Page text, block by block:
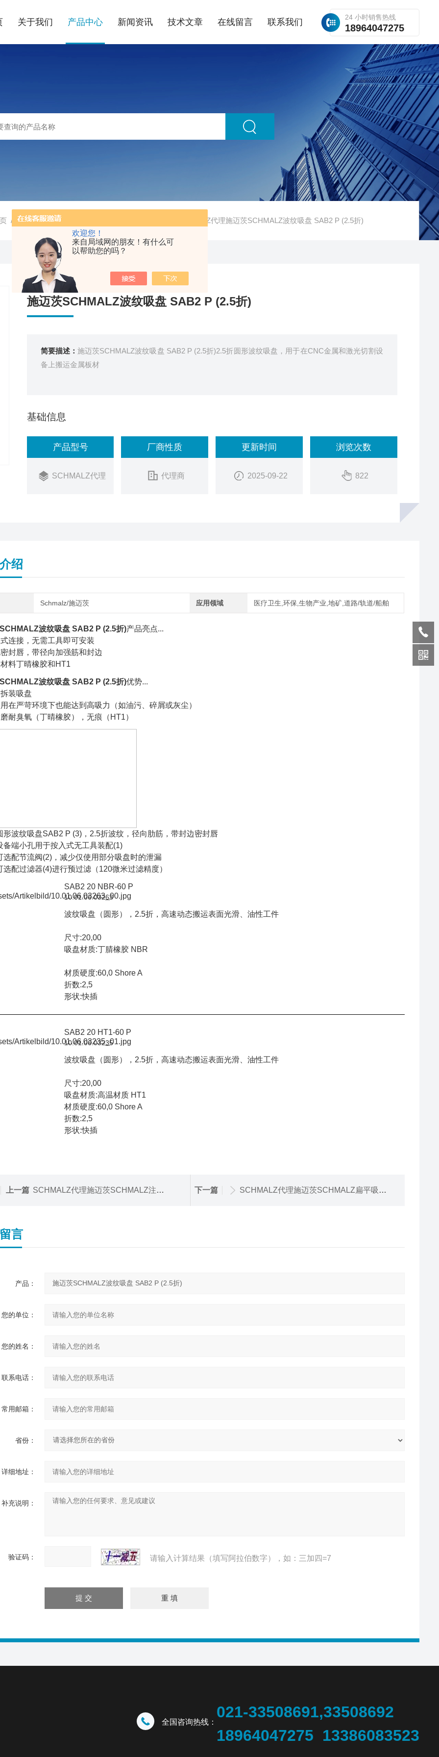
欢迎您！
来自局域网的朋友！有什么可
以帮助您的吗？
24 小时销售热线
18964047275
关于我们 产品中心 新闻资讯 技术文章 在线留言 联系我们
/ 产品中心/SCHMALZ / SCHMALZ代理施迈茨SCHMALZ波纹吸盘 SAB2 P (2.5折)
施迈茨SCHMALZ波纹吸盘 SAB2 P (2.5折)
简要描述： 施迈茨SCHMALZ波纹吸盘 SAB2 P (2.5折)2.5折圆形波纹吸盘，用于在CNC金属和激光切割设
备上搬运金属板材
基础信息
产品型号
SCHMALZ代理
厂商性质
代理商
更新时间
2025-09-22
浏览次数
822
绍
Schmalz/施迈茨 应用领域 医疗卫生,环保,生物产业,地矿,道路/轨道/船舶
波纹吸盘 SAB2 P (2.5折)产品亮点...
连接，无需工具即可安装
封唇，带径向加强筋和封边
料丁晴橡胶和HT1
波纹吸盘 SAB2 P (2.5折)优势...
装吸盘
在严苛环境下也能达到高吸力（如油污、碎屑或灰尘）
耐臭氧（丁晴橡胶），无痕（HT1）
形波纹吸盘SAB2 P (3)，2.5折波纹，径向肋筋，带封边密封唇
备端小孔用于按入式无工具装配(1)
选配节流阀(2)，减少仅使用部分吸盘时的泄漏
选配过滤器(4)进行预过滤（120微米过滤精度）
SAB2 20 NBR-60 P
10.01.06.03263
波纹吸盘（圆形），2.5折，高速动态搬运表面光滑、油性工件
尺寸:20,00
吸盘材质:丁腈橡胶 NBR
材质硬度:60,0 Shore A
折数:2,5
形状:快插
SAB2 20 HT1-60 P
10.01.06.03235
波纹吸盘（圆形），2.5折，高速动态搬运表面光滑、油性工件
尺寸:20,00
吸盘材质:高温材质 HT1
材质硬度:60,0 Shore A
折数:2,5
形状:快插
上一篇 SCHMALZ代理施迈茨SCHMALZ注塑棱边专用吸盘SAOK HT2 下一篇 SCHMALZ代理施迈茨SCHMALZ扁平吸盘 SAFT-SAFT-C
言
产品：
您的单位：
您的姓名：
联系电话：
常用邮箱：
省份：
详细地址：
补充说明：
验证码： 请输入计算结果（填写阿拉伯数字），如：三加四=7
全国咨询热线：
021-33508691,33508692
18964047275 13386083523